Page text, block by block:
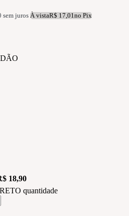
sem juros À vistaR$ 17,01no Pix
18,90
quantidade